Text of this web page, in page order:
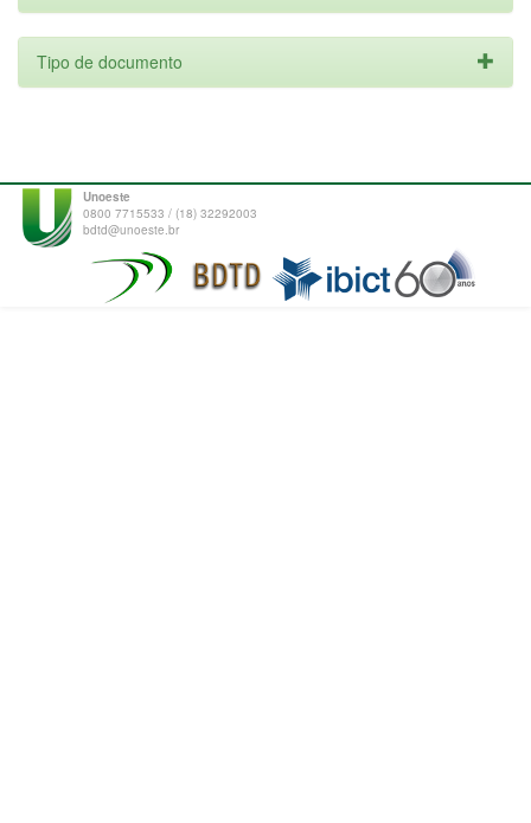
Tipo de documento
Unoeste
0800 7715533 / (18) 32292003
bdtd@unoeste.br